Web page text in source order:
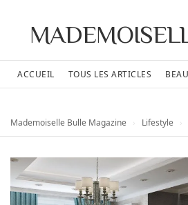
ACCUEIL TOUS LES ARTICLES
Mademoiselle Bulle Magazine Lifestyle